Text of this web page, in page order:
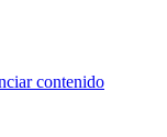
contenido